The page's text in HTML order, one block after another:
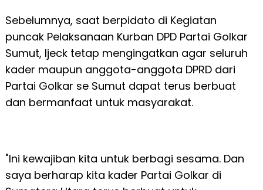
Sebelumnya, saat berpidato di Kegiatan
puncak Pelaksanaan Kurban DPD Partai Golkar
Sumut, Ijeck tetap mengingatkan agar seluruh
kader maupun anggota-anggota DPRD dari
Partai Golkar se Sumut dapat terus berbuat
dan bermanfaat untuk masyarakat.
"Ini kewajiban kita untuk berbagi sesama. Dan
saya berharap kita kader Partai Golkar di